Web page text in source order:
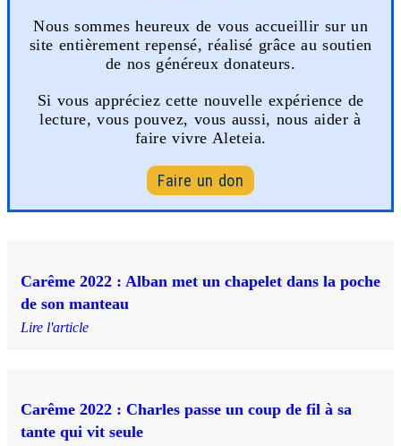
Nous sommes heureux de vous accueillir sur un
site entièrement repensé, réalisé grâce au soutien
de nos généreux donateurs.
Si vous appréciez cette nouvelle expérience de
lecture, vous pouvez, vous aussi, nous aider à
faire vivre Aleteia.
Faire un don
Carême 2022 : Alban met un chapelet dans la poche
de son manteau
Lire l'article
Carême 2022 : Charles passe un coup de fil à sa
tante qui vit seule